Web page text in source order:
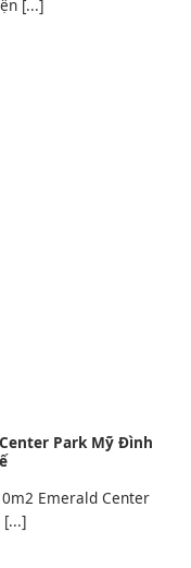
[...]
Park Mỹ Đình
Emerald Center
[...]